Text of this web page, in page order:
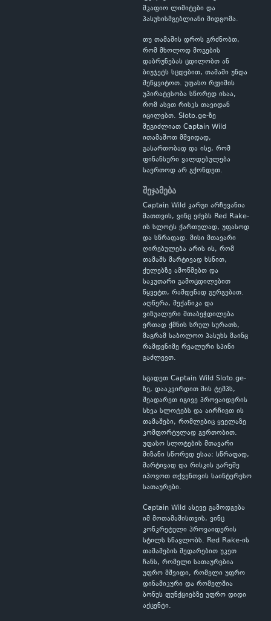
მკაფიო ლიმიტები და
პასუხისმგებლიანი მიდგომა.
თუ თამაშის დროს გრძნობთ,
რომ მხოლოდ მოგების
დაბრუნებას ცდილობთ ან
ბიუჯეტს სცდებით, თამაში უნდა
შეწყვიტოთ. უფასო რეჟიმის
უპირატესობა სწორედ ისაა,
რომ ასეთ რისკს თავიდან
იცილებთ. Sloto.ge-ზე
შეგიძლიათ Captain Wild
ითამაშოთ მშვიდად,
გასართობად და ისე, რომ
ფინანსური ვალდებულება
საერთოდ არ გქონდეთ.
შეჯამება
Captain Wild კარგი არჩევანია
მათთვის, ვინც ეძებს Red Rake-
ის სლოტს ქართულად, უფასოდ
და სწრაფად. მისი მთავარი
ღირებულება არის ის, რომ
თამაშს მარტივად ხსნით,
ქულებზე ამოწმებთ და
საკუთარი გამოცდილებით
წყვეტთ, რამდენად გერგებათ.
აღწერა, მექანიკა და
ვიზუალური შთაბეჭდილება
ერთად ქმნის სრულ სურათს,
მაგრამ საბოლოო პასუხს მაინც
რამდენიმე რეალური სპინი
გაძლევთ.
სცადეთ Captain Wild Sloto.ge-
ზე, დააკვირდით მის ტემპს,
შეადარეთ იგივე პროვაიდერის
სხვა სლოტებს და აირჩიეთ ის
თამაშები, რომლებიც ყველაზე
კომფორტულად გერთობით.
უფასო სლოტების მთავარი
მიზანი სწორედ ესაა: სწრაფად,
მარტივად და რისკის გარეშე
იპოვოთ თქვენთვის საინტერესო
სათაურები.
Captain Wild ასევე გამოდგება
იმ მოთამაშისთვის, ვინც
კონკრეტული პროვაიდერის
სტილს სწავლობს. Red Rake-ის
თამაშების შედარებით უკეთ
ჩანს, რომელი სათაურებია
უფრო მშვიდი, რომელი უფრო
დინამიკური და რომელშია
ბონუს ფუნქციებზე უფრო დიდი
აქცენტი.